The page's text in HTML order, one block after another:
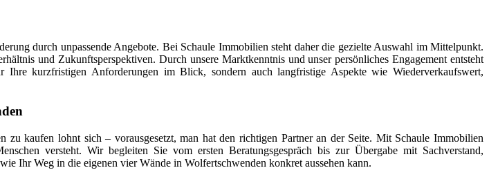
durch unpassende Angebote. Bei Schaule Immobilien steht daher die gezielte Auswahl im Mittelpunkt.
und Zukunftsperspektiven. Durch unsere Marktkenntnis und unser persönliches Engagement entsteht
kurzfristigen Anforderungen im Blick, sondern auch langfristige Aspekte wie Wiederverkaufswert,
kaufen lohnt sich – vorausgesetzt, man hat den richtigen Partner an der Seite. Mit Schaule Immobilien
versteht. Wir begleiten Sie vom ersten Beratungsgespräch bis zur Übergabe mit Sachverstand,
Ihr Weg in die eigenen vier Wände in Wolfertschwenden konkret aussehen kann.